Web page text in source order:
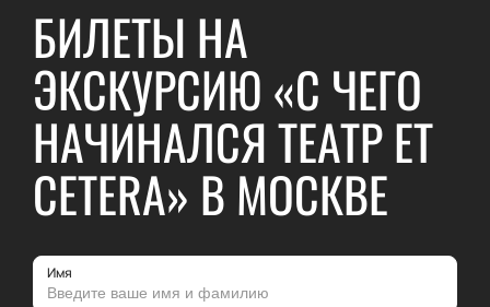
БИЛЕТЫ НА
ЭКСКУРСИЮ «С ЧЕГО
НАЧИНАЛСЯ ТЕАТР ET
CETERA» В МОСКВЕ
Имя